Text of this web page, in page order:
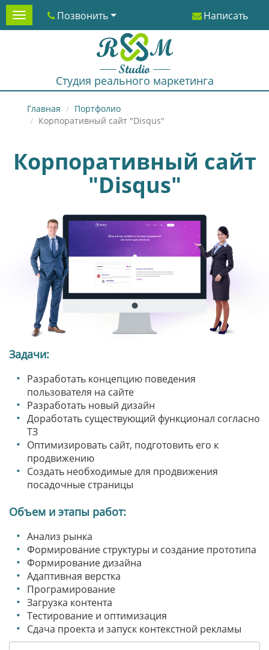
Menu Позвонить Написать
Студия реального маркетинга
Главная
Портфолио
Корпоративный сайт "Disqus"
Корпоративный сайт
"Disqus"
Задачи:
Разработать концепцию поведения
пользователя на сайте
Разработать новый дизайн
Доработать существующий функционал согласно
ТЗ
Оптимизировать сайт, подготовить его к
продвижению
Создать необходимые для продвижения
посадочные страницы
Объем и этапы работ:
Анализ рынка
Формирование структуры и создание прототипа
Формирование дизайна
Адаптивная верстка
Програмирование
Загрузка контента
Тестирование и оптимизация
Сдача проекта и запуск контекстной рекламы